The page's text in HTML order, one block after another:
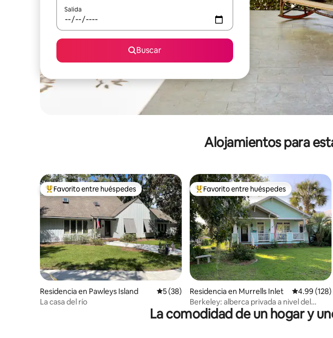
Salida
Buscar
Alojamientos para
De los mejores en Favorito entre huéspedes
Favorito entre huéspedes
Residencia en Pawleys Island Calificación promedio: 5 de 5; 38 evaluaciones
5 (38)
La casa del río
De los mejores en Favorito entre huéspedes
Favorito entre huéspedes
Residencia en Murrells Inlet Calificación
4.99 (128)
Berkeley: alberca privada a nivel del
suelo, pase de playa incluido
La comodidad de un hogar y